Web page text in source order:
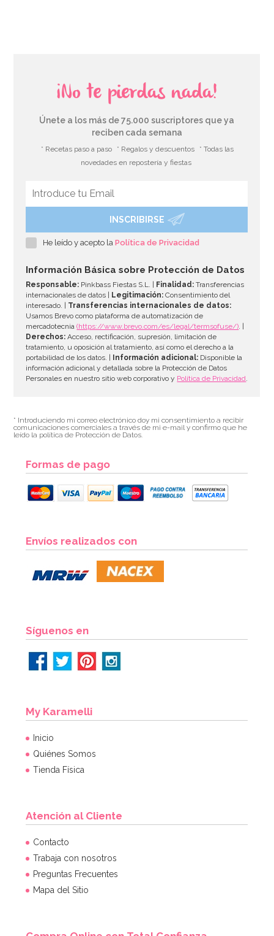
Set de 4 Moldes de silicona Huevo
AÑADIR
50,45€ 46,41€
Molde para 6 helados tipo chupachus
15,49€
AÑADIR
¡No te pierdas nada!
Únete a los más de 75.000 suscriptores que ya
reciben cada semana
* Recetas paso a paso * Regalos y descuentos
* Todas las
novedades en repostería y fiestas
INSCRIBIRSE
He leído y acepto laPolítica de Privacidad
Información Básica sobre Protección de Datos
Responsable: Pinkbass Fiestas S.L. | Finalidad: Transferencias
internacionales de datos |
Legitimación: Consentimiento del
interesado. | Transferencias internacionales de datos:
Usamos Brevo como plataforma de automatización de
mercadotecnia(https://www.brevo.com/es/legal/termsofuse/). |
Derechos: Acceso, rectificación, supresión, limitación de
tratamiento, u oposición al tratamiento, así como el derecho a la
portabilidad de los datos. |
Información adicional: Disponible la
información adicional y detallada sobre la Protección de Datos
Personales en nuestro sitio web corporativo y Política de Privacidad.
* Introduciendo mi correo electrónico doy mi consentimiento a recibir
comunicaciones comerciales a través de mi e-mail y confirmo que he
leído la política de Protección de Datos.
Formas de pago
Envíos realizados con
Síguenos en
My Karamelli
Inicio
Quiénes Somos
Tienda Física
Atención al Cliente
Contacto
Trabaja con nosotros
Preguntas Frecuentes
Mapa del Sitio